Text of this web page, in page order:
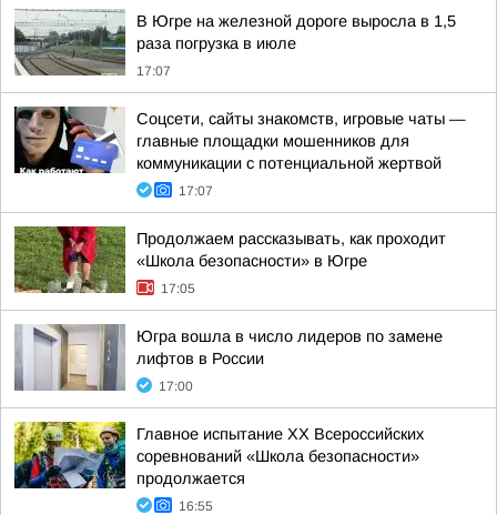
В Югре на железной дороге выросла в 1,5
раза погрузка в июле
17:07
Соцсети, сайты знакомств, игровые чаты —
главные площадки мошенников для
коммуникации с потенциальной жертвой
17:07
Продолжаем рассказывать, как проходит
«Школа безопасности» в Югре
17:05
Югра вошла в число лидеров по замене
лифтов в России
17:00
Главное испытание XX Всероссийских
соревнований «Школа безопасности»
продолжается
16:55